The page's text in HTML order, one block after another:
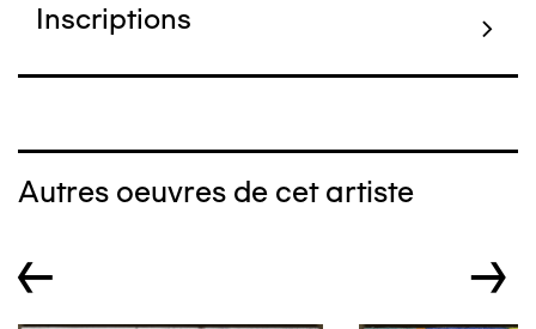
Inscriptions
Autres oeuvres de cet artiste
← →